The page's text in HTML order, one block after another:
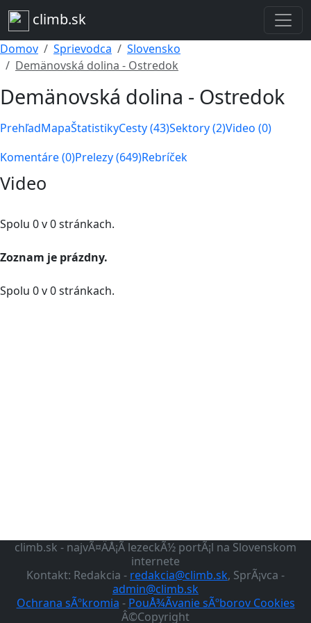
climb.sk
Domov Sprievodca
Slovensko
Demänovská dolina - Ostredok
Demänovská dolina - Ostredok
PrehľadMapaŠtatistikyCesty (43)Sektory (2)Video (0)
Komentáre (0)Prelezy (649)Rebríček
Video
Spolu 0 v 0 stránkach.
Zoznam je prázdny.
Spolu 0 v 0 stránkach.
climb.sk - najvÃ¤ÄÅ¡Ã­ lezeckÃ½ portÃ¡l na Slovenskom
internete
Kontakt: Redakcia - redakcia@climb.sk, SprÃ¡vca -
admin@climb.sk
Ochrana sÃºkromia - PouÅ¾Ã­vanie sÃºborov Cookies
Â©Copyright